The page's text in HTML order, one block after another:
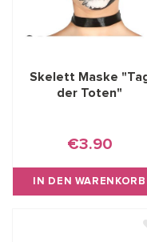
Skelett Maske
der Toten"
€3.90
IN DEN WARENKORB